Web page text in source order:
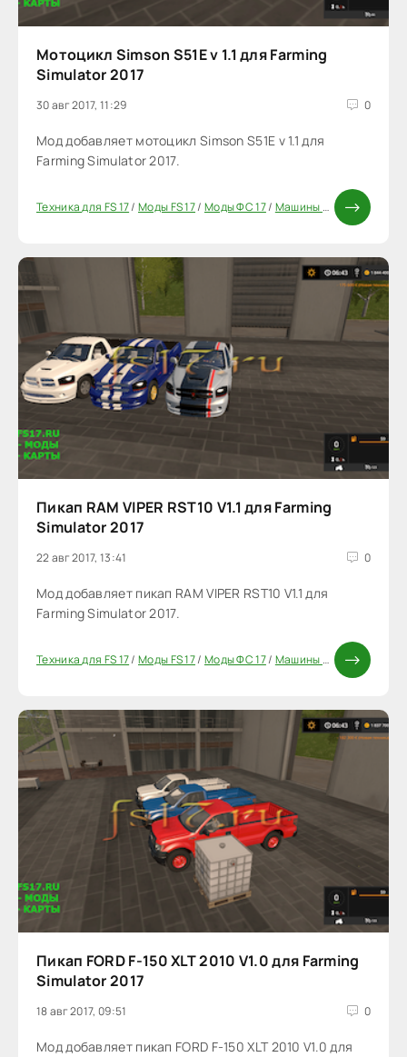
Мотоцикл Simson S51E v 1.1 для Farming
Simulator 2017
30 авг 2017, 11:29 0
Мод добавляет мотоцикл Simson S51E v 1.1 для
Farming Simulator 2017.
Техника для FS 17/Моды FS 17/ Моды ФС 17/ Машины для FS17
Пикап RAM VIPER RST10 V1.1 для Farming
Simulator 2017
22 авг 2017, 13:41 0
Мод добавляет пикап RAM VIPER RST10 V1.1 для
Farming Simulator 2017.
Техника для FS 17/Моды FS 17/ Моды ФС 17/ Машины для FS17
Пикап FORD F-150 XLT 2010 V1.0 для Farming
Simulator 2017
18 авг 2017, 09:51 0
Мод добавляет пикап FORD F-150 XLT 2010 V1.0 для